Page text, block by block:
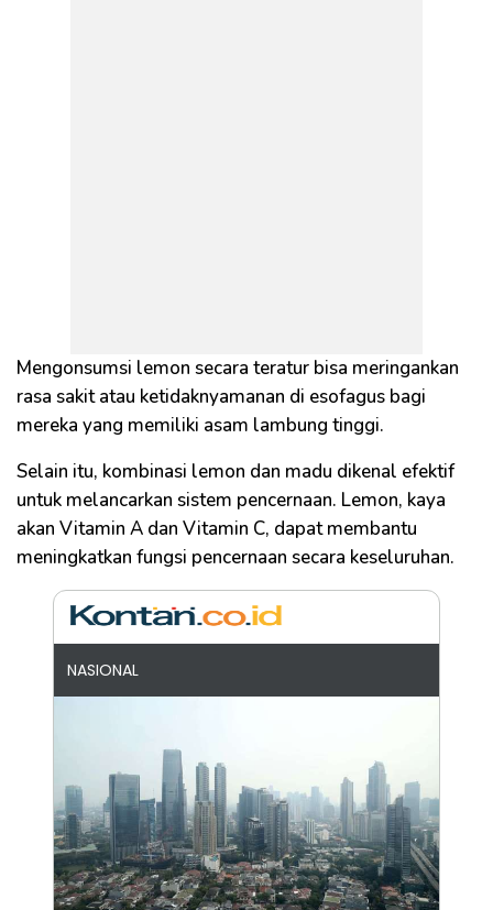
Mengonsumsi lemon secara teratur bisa meringankan
rasa sakit atau ketidaknyamanan di esofagus bagi
mereka yang memiliki asam lambung tinggi.
Selain itu, kombinasi lemon dan madu dikenal efektif
untuk melancarkan sistem pencernaan. Lemon, kaya
akan Vitamin A dan Vitamin C, dapat membantu
meningkatkan fungsi pencernaan secara keseluruhan.
NASIONAL